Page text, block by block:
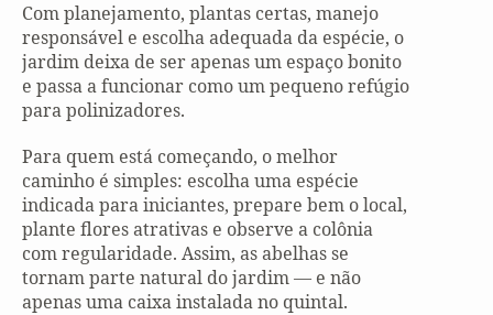
Com planejamento, plantas certas, manejo
responsável e escolha adequada da espécie, o
jardim deixa de ser apenas um espaço bonito
e passa a funcionar como um pequeno refúgio
para polinizadores.
Para quem está começando, o melhor
caminho é simples: escolha uma espécie
indicada para iniciantes, prepare bem o local,
plante flores atrativas e observe a colônia
com regularidade. Assim, as abelhas se
tornam parte natural do jardim — e não
apenas uma caixa instalada no quintal.